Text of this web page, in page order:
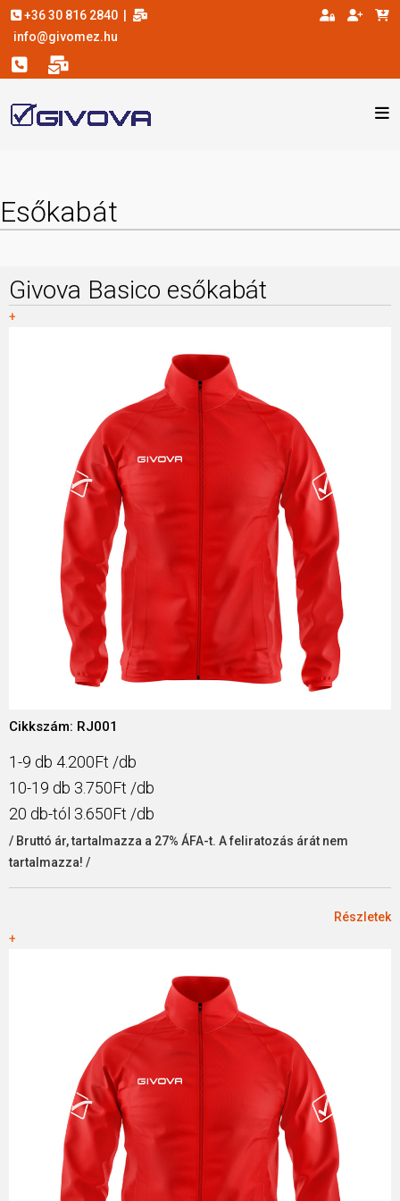
+36 30 816 2840
info@givomez.hu
Esőkabát
Givova Basico esőkabát
+
Cikkszám: RJ001
1-9 db 4.200Ft /db
10-19 db 3.750Ft /db
20 db-tól 3.650Ft /db
/ Bruttó ár, tartalmazza a 27% ÁFA-t. A feliratozás árát nem
tartalmazza! /
Részletek
+